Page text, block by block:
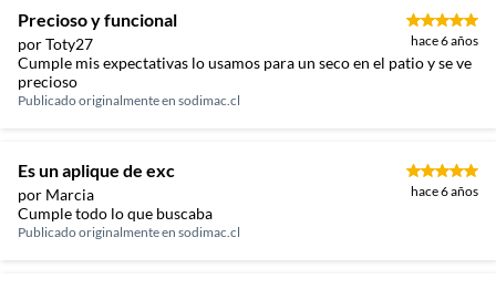
Precioso y funcional
por Toty27 hace 6 años
Cumple mis expectativas lo usamos para un seco en el patio y se ve
precioso
Publicado originalmente en sodimac.cl
Es un aplique de exc
por Marcia hace 6 años
Cumple todo lo que buscaba
Publicado originalmente en sodimac.cl